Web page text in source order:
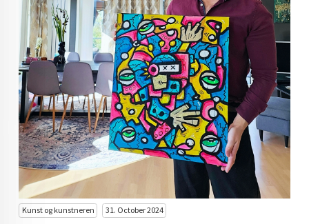
POP ART
FARGERIK KUNST
MALERIER TIL SALGS
KUNST
KUNSTNER BLOGG - EN KUNSTNERS DAGBOK
STORE MALERIER TIL STUE
NORSK KUNST
DOPAMIN DECOR NORGE
Kunst og kunstneren 31. October 2024